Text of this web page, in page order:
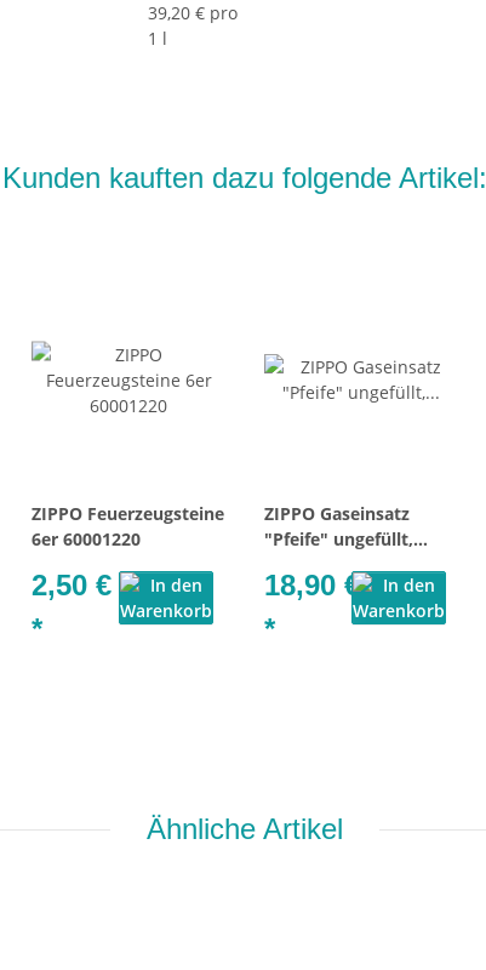
39,20 € pro
1 l
Kunden kauften dazu folgende Artikel:
ZIPPO Feuerzeugsteine
6er 60001220
2,50 €
*
ZIPPO Gaseinsatz
"Pfeife" ungefüllt,
18,90 €
*
Ähnliche Artikel